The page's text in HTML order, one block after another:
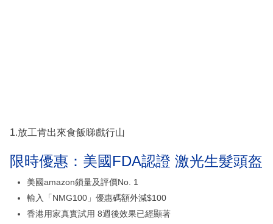
1.放工肯出來食飯睇戲行山
限時優惠：美國FDA認證 激光生髮頭盔
美國amazon鎖量及評價No. 1
輸入「NMG100」優惠碼額外減$100
香港用家真實試用 8週後效果已經顯著